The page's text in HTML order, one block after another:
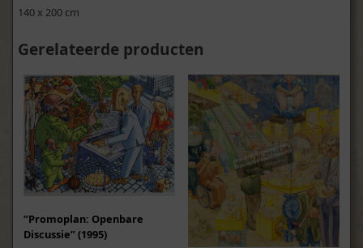
140 x 200 cm
Gerelateerde producten
“Promoplan: Openbare
Discussie” (1995)